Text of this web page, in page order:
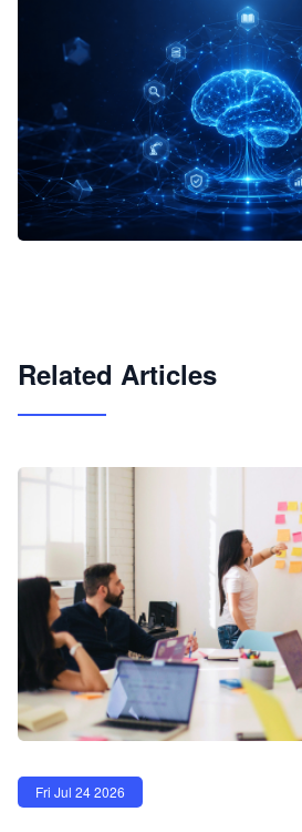
Related Articles
Fri Jul 24 2026